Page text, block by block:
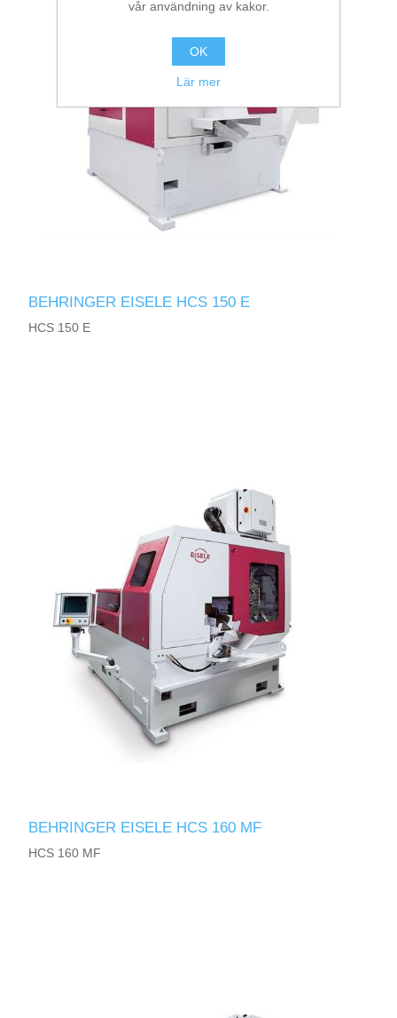
BEHRINGER EISELE HCS 150 E
HCS 150 E
BEHRINGER EISELE HCS 160 MF
HCS 160 MF
vår användning av kakor.
OK
Lär mer